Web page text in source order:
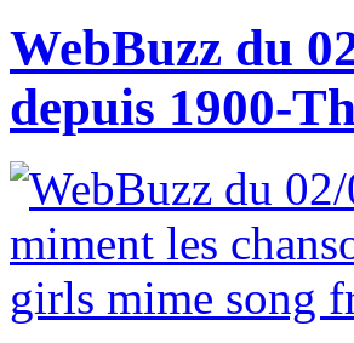
WebBuzz du
depuis 1900-